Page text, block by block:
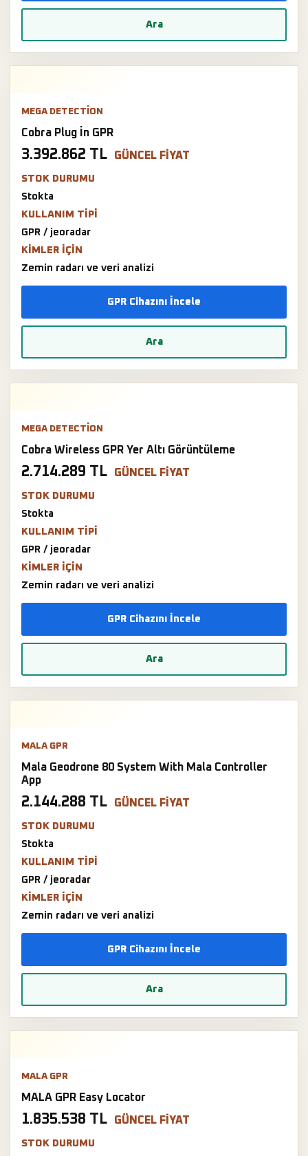
Ara
MEGA DETECTION
Cobra Plug İn GPR
3.392.862 TL GÜNCEL FIYAT
STOK DURUMU
Stokta
KULLANIM TIPI
GPR / jeoradar
KIMLER IÇIN
Zemin radarı ve veri analizi
GPR Cihazını İncele
Ara
MEGA DETECTION
Cobra Wireless GPR Yer Altı Görüntüleme
2.714.289 TL GÜNCEL FIYAT
STOK DURUMU
Stokta
KULLANIM TIPI
GPR / jeoradar
KIMLER IÇIN
Zemin radarı ve veri analizi
GPR Cihazını İncele
Ara
MALA GPR
Mala Geodrone 80 System With Mala Controller
App
2.144.288 TL GÜNCEL FIYAT
STOK DURUMU
Stokta
KULLANIM TIPI
GPR / jeoradar
KIMLER IÇIN
Zemin radarı ve veri analizi
GPR Cihazını İncele
Ara
MALA GPR
MALA GPR Easy Locator
1.835.538 TL GÜNCEL FIYAT
STOK DURUMU